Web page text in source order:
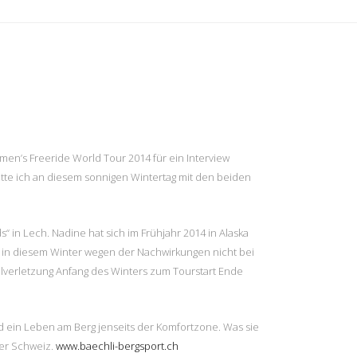
Freeride World Tour 2014 für ein Interview
ich an diesem sonnigen Wintertag mit den beiden
Lech. Nadine hat sich im Frühjahr 2014 in Alaska
diesem Winter wegen der Nachwirkungen nicht bei
Anfang des Winters zum Tourstart Ende
Leben am Berg jenseits der Komfortzone. Was sie
Schweiz. www.baechli-bergsport.ch
2
16
23
30
Load More...